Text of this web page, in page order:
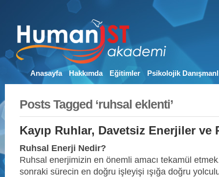
Anasayfa Hakkımda Eğitimler Psikolojik
Posts Tagged ‘ruhsal eklenti’
Kayıp Ruhlar, Davetsiz Enerjiler ve
Ruhsal Enerji Nedir?
Ruhsal enerjimizin en önemli amacı tekamül
sonraki sürecin en doğru işleyişi ışığa doğru